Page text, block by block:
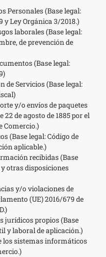
Personales (Base legal:
y Ley Orgánica 3/2018.)
laborales (Base legal:
de prevención de
(Base legal:
de Servicios (Base legal:
y/o envíos de paquetes
22 de agosto de 1885 por el
Comercio.)
(Base legal: Código de
aplicable.)
recibidas (Base
otras disposiciones
y/o violaciones de
(UE) 2016/679 de
jurídicos propios (Base
y laboral de aplicación.)
los sistemas informáticos